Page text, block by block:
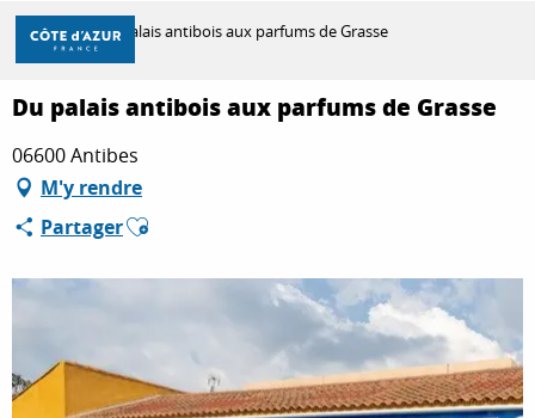
Aller
contenu
principal
DÉCOUVRIR
À FAIRE
SÉJOURNER
Accueil Du palais antibois aux parfums de Grasse
Du palais antibois aux parfums de Grasse
06600 Antibes
M'y rendre
PartagerAjouter aux favoris